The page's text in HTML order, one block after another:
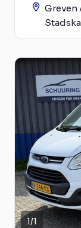
Greven
1/1